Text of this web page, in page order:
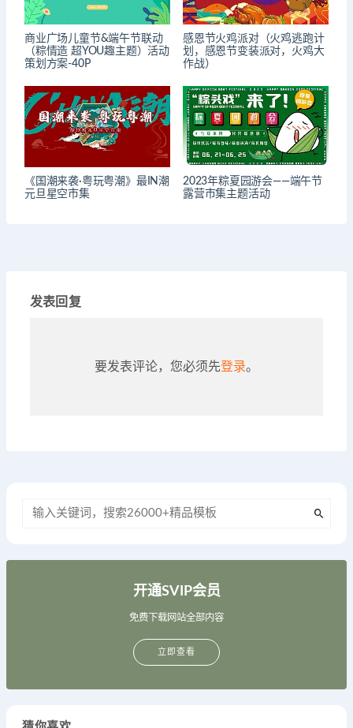
商业广场儿童节&端午节联动
（粽情造 超YOU趣主题）活动
策划方案-40P
感恩节火鸡派对（火鸡逃跑计
划，感恩节变装派对，火鸡大
作战）
《国潮来袭·粤玩粤潮》最IN潮
元旦星空市集
2023年粽夏园游会——端午节
露营市集主题活动
发表回复
要发表评论，您必须先登录。
开通SVIP会员
免费下载网站全部内容
立即查看